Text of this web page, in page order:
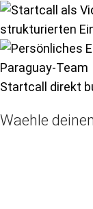
Startcall direkt
Waehle